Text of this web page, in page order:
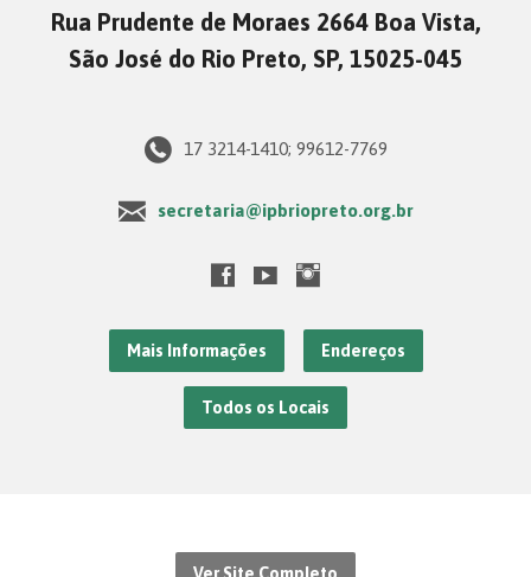
Rua Prudente de Moraes 2664 Boa Vista,
São José do Rio Preto, SP, 15025-045
17 3214-1410; 99612-7769
secretaria@ipbriopreto.org.br
Mais Informações Endereços
Todos os Locais